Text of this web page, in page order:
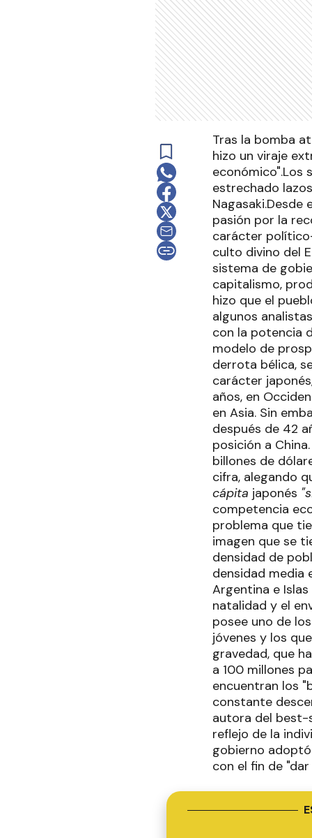
Tras la bomba
hizo un viraje
económico".Los
estrechado
pasión por la
carácter
culto divino del
sistema de
capitalismo,
hizo que el
algunos
con la potencia
modelo de
derrota bélica,
carácter
años, en
en Asia. Sin
después de 42
posición a
billones de
cifra, alegando
cápita japonés
competencia
problema que
imagen que se
densidad de
densidad media
Argentina e
natalidad y el
posee uno de
jóvenes y los
gravedad, que
a 100 millones
encuentran los
constante
autora del best-
reflejo de la
gobierno
con el fin de